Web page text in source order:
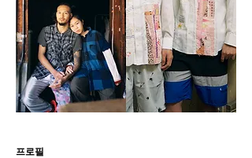
프로필